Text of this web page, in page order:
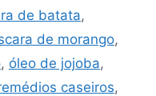
de batata,
de morango,
, óleo de jojoba,
caseiros,